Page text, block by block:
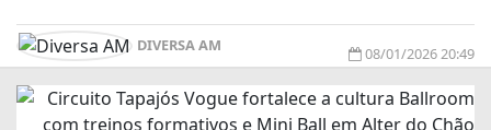
DIVERSA AM 08/01/2026 20:49